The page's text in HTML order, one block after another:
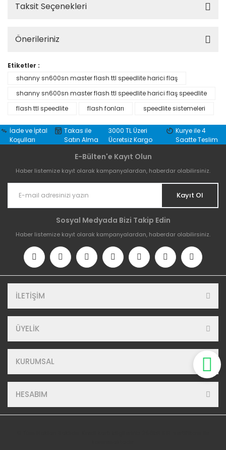
Taksit Seçenekleri
Önerileriniz
Etiketler :
shanny sn600sn master flash ttl speedlite harici flaş
shanny sn600sn master flash ttl speedlite harici flaş speedlite
flash ttl speedlite
flash fonları speedlite sistemeleri
İade ve İptal
Koşulları
Takas ile
Satın Alma
3000 TL Üzeri
Ücretsiz Kargo
Kurye ile 4
Saatte Teslim
E-Bülten'e Kayıt Olun
Haber listemize kayıt olarak kampanyalardan, haberdar olabilirsiniz.
Kayıt Ol
Sosyal Medyada Bizi Takip Edin
Haber listemize kayıt olarak kampanyalardan, haberdar olabilirsiniz.
İLETİŞİM
ÜYELİK
KURUMSAL
HESABIM